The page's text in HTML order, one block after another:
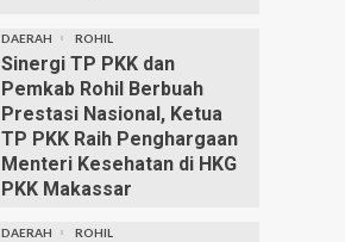
DAERAH ROHIL
Sinergi TP PKK dan
Pemkab Rohil Berbuah
Prestasi Nasional, Ketua
TP PKK Raih Penghargaan
Menteri Kesehatan di HKG
PKK Makassar
DAERAH ROHIL